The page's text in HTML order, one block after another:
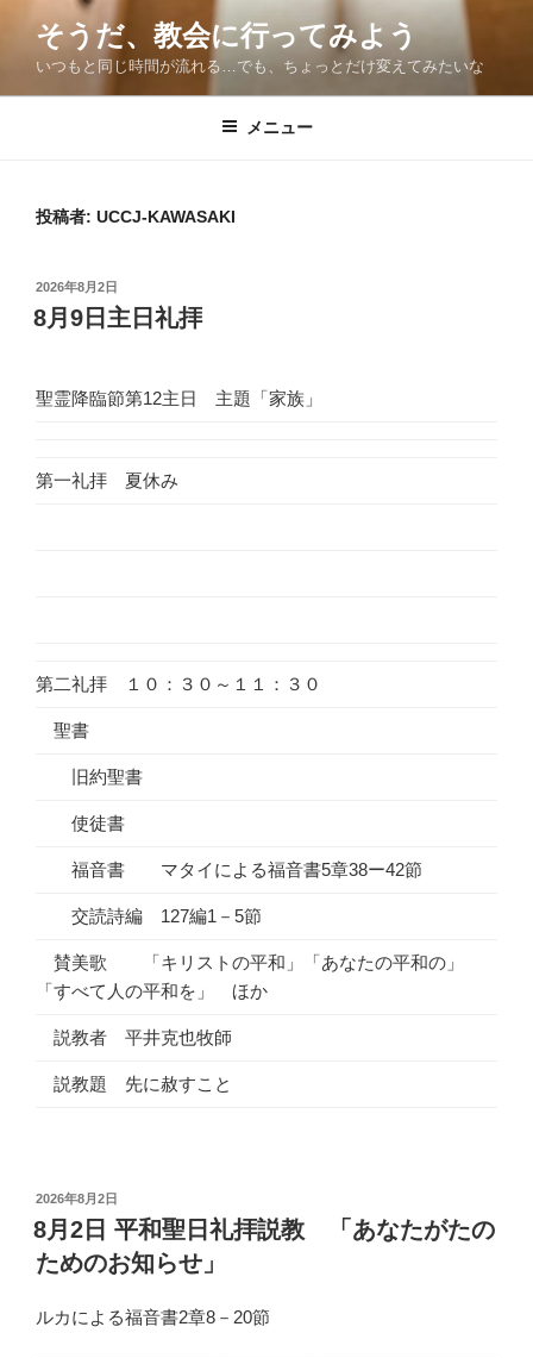
ン
そうだ、教会に行ってみよう
いつもと同じ時間が流れる…でも、ちょっとだけ変えてみたいな
メニュー
投稿者: UCCJ-KAWASAKI
投
稿
日:
2026年8月2日
8月9日主日礼拝
聖霊降臨節第12主日 主題「家族」
第一礼拝 夏休み
第二礼拝 １０：３０～１１：３０
聖書
旧約聖書
使徒書
福音書 マタイによる福音書5章38ー42節
交読詩編 127編1－5節
賛美歌 「キリストの平和」「あなたの平和の」
「すべて人の平和を」 ほか
説教者 平井克也牧師
説教題 先に赦すこと
投
稿
日:
2026年8月2日
8月2日 平和聖日礼拝説教 「あなたがたの
ためのお知らせ」
ルカによる福音書2章8－20節